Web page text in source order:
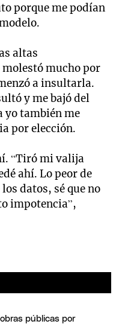
porque me podían
altas
mucho por
a insultarla.
y me bajó del
yo también me
por elección.
“Tiró mi valija
ahí. Lo peor de
datos, sé que no
impotencia”,
públicas por